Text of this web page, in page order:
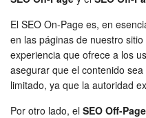
El SEO On-Page es, en
en las páginas de nuestro
experiencia que ofrece a los
asegurar que el contenido
limitado, ya que la autoridad
Por otro lado, el SEO Off-Page